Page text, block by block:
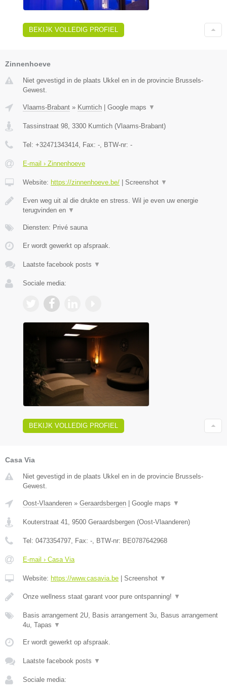
BEKIJK VOLLEDIG PROFIEL
Zinnenhoeve
Niet gevestigd in de plaats Ukkel en in de provincie Brussels-
Gewest.
Vlaams-Brabant » Kumtich Google maps ▼
Tassinstraat 98 3300 Kumtich (Vlaams-Brabant)
Tel: +32471343414 , Fax: - , BTW-nr: -
E-mail › Zinnenhoeve
Website: https://zinnenhoeve.be/ Screenshot ▼
Even weg uit al die drukte en stress. Wil je even uw energie
terugvinden en ▼
Diensten: Privé sauna
Er wordt gewerkt op afspraak.
Laatste facebook posts ▼
Sociale media:
BEKIJK VOLLEDIG PROFIEL
Casa Via
Niet gevestigd in de plaats Ukkel en in de provincie Brussels-
Gewest.
Oost-Vlaanderen » Geraardsbergen | Google maps ▼
Kouterstraat 41 9500 Geraardsbergen (Oost-Vlaanderen)
Tel: 0473354797 , Fax: - , BTW-nr: BE0787642968
E-mail › Casa Via
Website: https://www.casavia.be | Screenshot ▼
Onze wellness staat garant voor pure ontspanning! ▼
Basis arrangement 2U, Basis arrangement 3u, Basus arrangement
4u, Tapas ▼
Er wordt gewerkt op afspraak.
Laatste facebook posts ▼
Sociale media: